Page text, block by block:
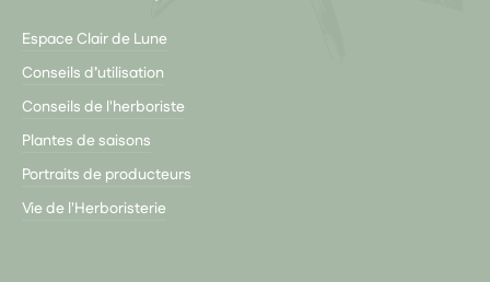
Espace Clair de Lune
Conseils d’utilisation
Conseils de l'herboriste
Plantes de saisons
Portraits de producteurs
Vie de l'Herboristerie